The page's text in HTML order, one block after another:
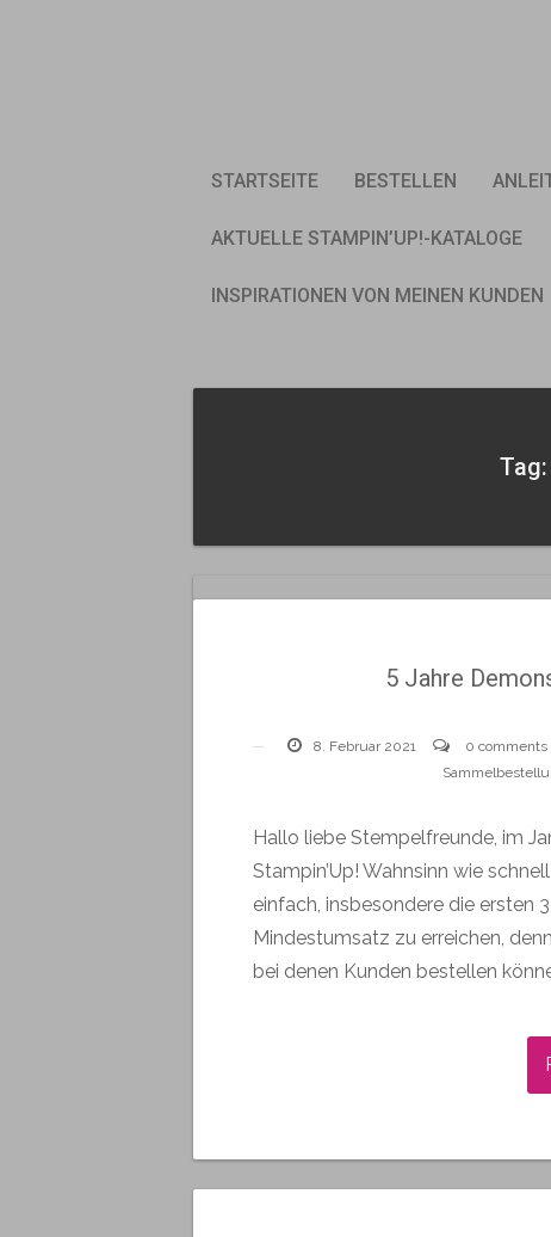
STARTSEITE BESTELLEN
AKTUELLE STAMPIN’UP!-KATALOGE
INSPIRATIONEN VON MEINEN KUNDEN
5 Jahre
8. Februar 2021 0 comments
Hallo liebe Stempelfreunde, im
Stampin’Up! Wahnsinn wie
einfach, insbesondere die ersten
Mindestumsatz zu erreichen,
bei denen Kunden bestellen